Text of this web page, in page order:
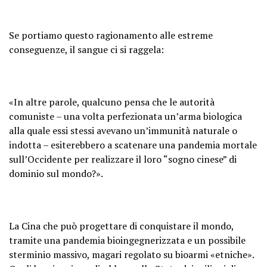
Se portiamo questo ragionamento alle estreme
conseguenze, il sangue ci si raggela:
«In altre parole, qualcuno pensa che le autorità
comuniste – una volta perfezionata un’arma biologica
alla quale essi stessi avevano un’immunità naturale o
indotta – esiterebbero a scatenare una pandemia mortale
sull’Occidente per realizzare il loro “sogno cinese” di
dominio sul mondo?».
La Cina che può progettare di conquistare il mondo,
tramite una pandemia bioingegnerizzata e un possibile
sterminio massivo, magari regolato su bioarmi «etniche».